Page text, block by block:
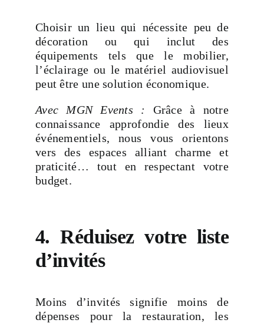
Choisir un lieu qui nécessite peu de
décoration ou qui inclut des
équipements tels que le mobilier,
l’éclairage ou le matériel audiovisuel
peut être une solution économique.
Avec MGN Events :
Grâce à notre
connaissance approfondie des lieux
événementiels, nous vous orientons
vers des espaces alliant charme et
praticité… tout en respectant votre
budget.
4. Réduisez votre liste
d’invités
Moins d’invités signifie moins de
dépenses pour la restauration, les